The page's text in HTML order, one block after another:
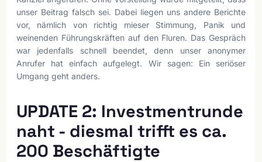
unser Beitrag falsch sei. Dabei liegen uns andere Berichte
vor, nämlich von richtig mieser Stimmung, Panik und
weinenden Führungskräften auf den Fluren. Das Gespräch
war jedenfalls schnell beendet, denn unser anonymer
Anrufer hat einfach aufgelegt. Wir sagen: Ein seriöser
Umgang geht anders.
UPDATE 2: Investmentrunde
naht - diesmal trifft es ca.
200 Beschäftigte